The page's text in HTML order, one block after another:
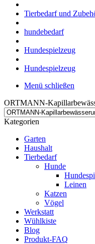
Tierbedarf und
hundebedarf
Hundespielzeug
Hundespielzeug
Menü schließen
ORTMANN-
Kategorien
Garten
Haushalt
Tierbedarf
Hunde
Leinen
Katzen
Vögel
Werkstatt
Wühlkiste
Blog
Produkt-FAQ